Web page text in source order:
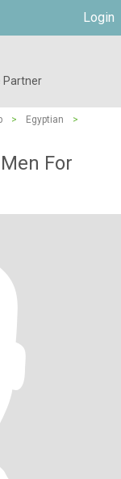
Login
Partner
> Egyptian
>
For